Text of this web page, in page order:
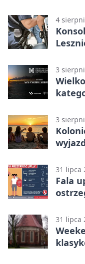
4
3
3
31 lipca
Fala
31 lipca